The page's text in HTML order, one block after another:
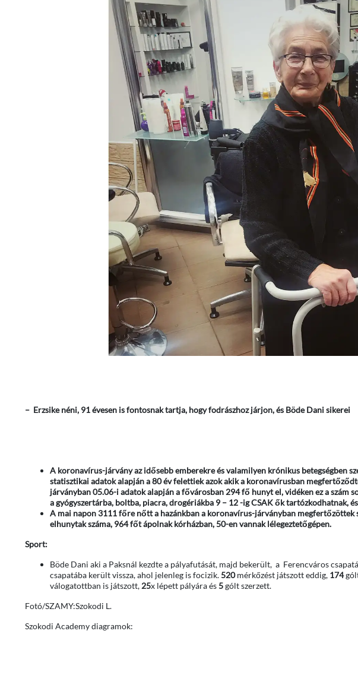
– Erzsike néni, 91 évesen is fontosnak tartja, hogy fodrászhoz járjon, és Böde Dani sikerei
A koronavírus-járvány az idősebb emberekre és valamilyen krónikus betegségben
statisztikai adatok alapján a 80 év felettiek azok akik a koronavírusban
járványban 05.06-i adatok alapján a fővárosban 294 fő hunyt el, vidéken ez a szám
a gyógyszertárba, boltba, piacra, drogériákba 9 – 12 -ig CSAK ők tartózkodhatnak,
A mai napon 3111 főre nőtt a hazánkban a koronavírus-járványban megfertőzöttek
elhunytak száma, 964 főt ápolnak kórházban, 50-en vannak lélegeztetőgépen.
Sport:
Böde Dani aki a Paksnál kezdte a pályafutását, majd bekerült, a Ferencváros
csapatába került vissza, ahol jelenleg is focizik.520mérkőzést játszott eddig, 174
válogatottban is játszott, 25x lépett pályára és5gólt szerzett.
Fotó/SZAMY:Szokodi L.
Szokodi Academy diagramok: